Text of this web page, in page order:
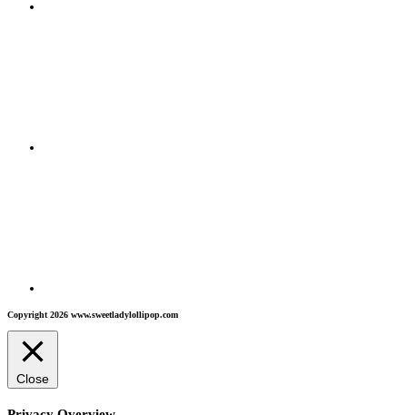
Copyright 2026 www.sweetladylollipop.com
Close